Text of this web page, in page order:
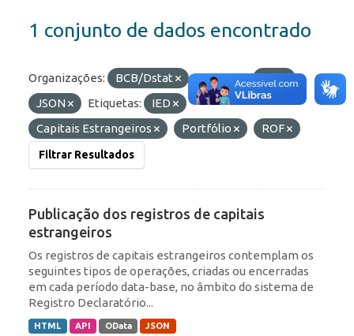
1 conjunto de dados encontrado
Organizações: BCB/Dstat Formatos:
API
JSON
Etiquetas:
IED
Capitais Estrangeiros
Portfólio ROF
Filtrar Resultados
Publicação dos registros de capitais
estrangeiros
Os registros de capitais estrangeiros contemplam os
seguintes tipos de operações, criadas ou encerradas
em cada período data-base, no âmbito do sistema de
Registro Declaratório...
HTML API OData JSON